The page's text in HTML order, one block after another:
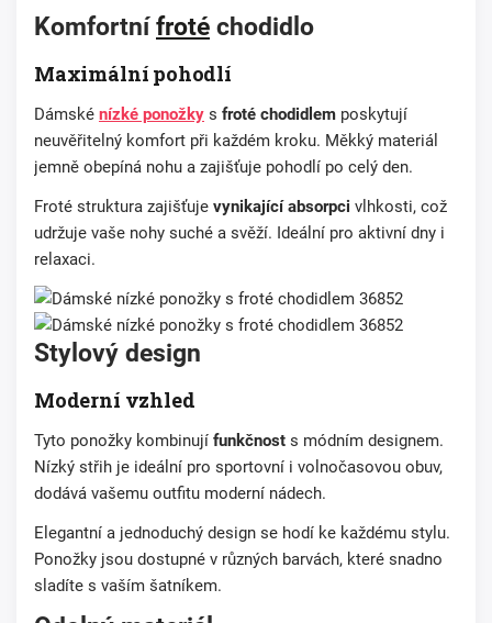
Komfortnífroté chodidlo
Maximální pohodlí
Dámské nízké ponožky s froté chodidlem poskytují
neuvěřitelný komfort při každém kroku. Měkký materiál
jemně obepíná nohu a zajišťuje pohodlí po celý den.
Froté struktura zajišťuje vynikající absorpci vlhkosti, což
udržuje vaše nohy suché a svěží. Ideální pro aktivní dny i
relaxaci.
Stylový design
Moderní vzhled
Tyto ponožky kombinují funkčnost s módním designem.
Nízký střih je ideální pro sportovní i volnočasovou obuv,
dodává vašemu outfitu moderní nádech.
Elegantní a jednoduchý design se hodí ke každému stylu.
Ponožky jsou dostupné v různých barvách, které snadno
sladíte s vaším šatníkem.